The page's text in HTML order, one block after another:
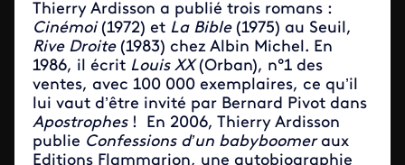
Thierry Ardisson a publié trois romans :
Cinémoi(1972) et La Bible (1975) au Seuil,
Rive Droite (1983) chez Albin Michel. En
1986, il écrit Louis XX(Orban), n°1 des
ventes, avec 100 000 exemplaires, ce qu’il
lui vaut d’être invité par Bernard Pivot dans
Apostrophes! En 2006, Thierry Ardisson
publie Confessions d’un babyboomeraux
Editions Flammarion, une autobiographie